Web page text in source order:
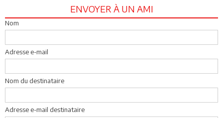
ENVOYER À UN AMI
Nom
Adresse e-mail
Nom du destinataire
Adresse e-mail destinataire